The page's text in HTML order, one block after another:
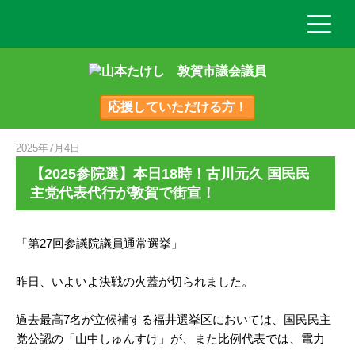
応援していただける方！
2025年7月4日
【2025参院選】本日18時！古川元久 国民民
主党代表代行が敦賀で街宣！
「第27回参議院議員通常選挙」
昨日、いよいよ決戦の火蓋が切られました。
過去最高7名が立候補する福井選挙区においては、国民民主
党公認の「山中しゅんすけ」が、また比例代表では、電力